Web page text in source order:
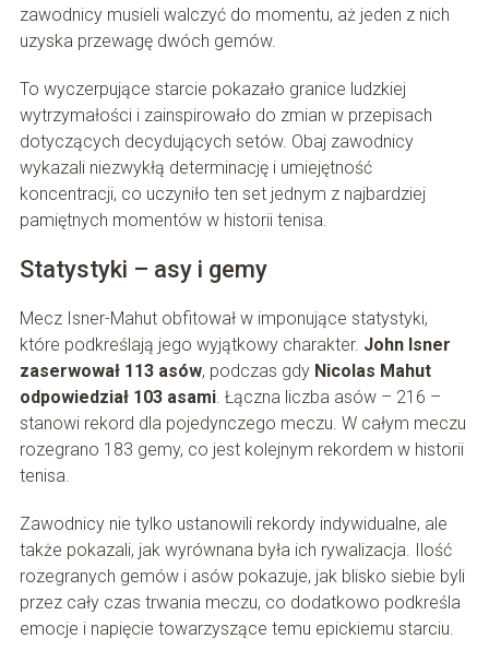
zawodnicy musieli walczyć do momentu, aż jeden z nich
uzyska przewagę dwóch gemów.
To wyczerpujące starcie pokazało granice ludzkiej
wytrzymałości i zainspirowało do zmian w przepisach
dotyczących decydujących setów. Obaj zawodnicy
wykazali niezwykłą determinację i umiejętność
koncentracji, co uczyniło ten set jednym z najbardziej
pamiętnych momentów w historii tenisa.
Statystyki – asy i gemy
Mecz Isner-Mahut obfitował w imponujące statystyki,
które podkreślają jego wyjątkowy charakter. John Isner
zaserwował 113 asów, podczas gdy Nicolas Mahut
odpowiedział 103 asami. Łączna liczba asów – 216 –
stanowi rekord dla pojedynczego meczu. W całym meczu
rozegrano 183 gemy, co jest kolejnym rekordem w historii
tenisa.
Zawodnicy nie tylko ustanowili rekordy indywidualne, ale
także pokazali, jak wyrównana była ich rywalizacja. Ilość
rozegranych gemów i asów pokazuje, jak blisko siebie byli
przez cały czas trwania meczu, co dodatkowo podkreśla
emocje i napięcie towarzyszące temu epickiemu starciu.